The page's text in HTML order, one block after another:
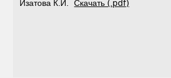
Изатова К.И.Скачать (.pdf)